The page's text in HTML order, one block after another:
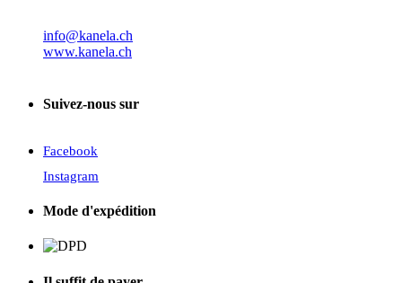
info@kanela.ch
www.kanela.ch
Suivez-nous sur
Facebook
Instagram
Mode d'expédition